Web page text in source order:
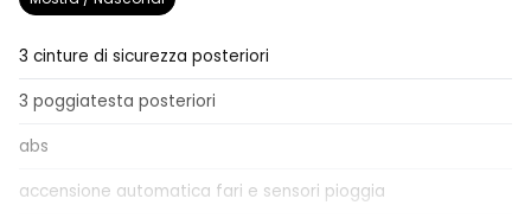
3 cinture di sicurezza posteriori
3 poggiatesta posteriori
abs
accensione automatica fari e sensori pioggia